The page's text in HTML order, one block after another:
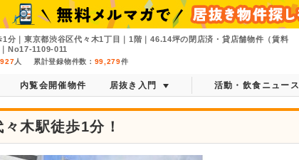
1分｜東京都渋谷区代々木1丁目｜1階｜46.14坪の閉店済・貸店舗物件（賃料
No17-1109-011
人 累計登録物件数： 99,279件
内覧会開催物件 居抜き入門 活動・飲食ニュース
木駅徒歩1分！